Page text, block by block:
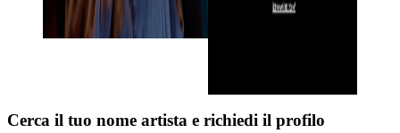
Cerca il tuo nome artista e richiedi il profilo